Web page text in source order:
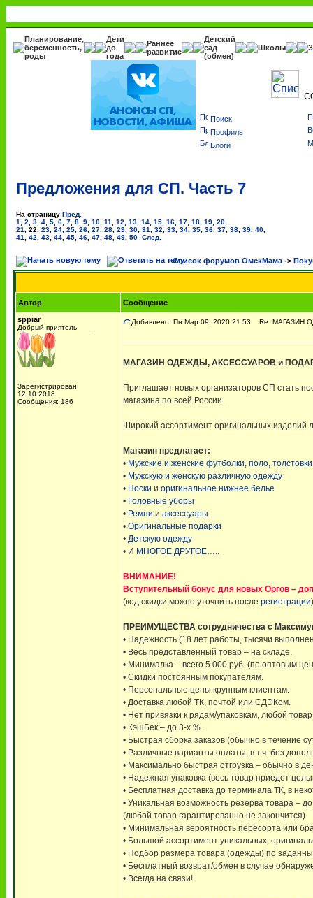
Планирование,
беременность,
роды
Дети
до
года
Раннее
развитие
Детский
сад
(обмен)
Школы
Поиск
Профиль
Блоги
Предложения для СП. Часть 7
На страницу Пред.
1
2 3 4 5 6 7 8 9 10 11 12 13 14 15 16 17 18 19 20
21
22 23 24 25 26 27 28 29 30 31 32 33 34 35 36 37 38 39 40
41
42 43 44 45 46 47 48 49 50 След.
Список форумов ОмскМама ->
Автор
Сообщение
sppiar
Добрый приятель
Зарегистрирован:
12.10.2018
Сообщения: 186
Добавлено: Пн Мар 09, 2020 21:53 Re: МАГАЗИН
МАГАЗИН ОДЕЖДЫ, АКСЕССУАРОВ и
Приглашает новых организаторов СП стать
магазина по всей России.
Широкий ассортимент оригинальных изделий
Магазин предлагает:
• Мужские и женские футболки, поло, толстовки
• Мужскую и женскую различную одежду
• Носки и оригинальное нижнее белье
• Головные уборы
• Ремни и аксессуары
• Оригинальные подарки
• Детскую одежду
• И МНОГОЕ ДРУГОЕ…..
ВНИМАНИЕ!
Вступительный бонус для новых Оргов –
(код скидки можно уточнить после регистрации)
ПРЕИМУЩЕСТВА сотрудничества с
• Надежность (18 лет работы, тысячи
• Весь представленный товар – на складе.
• Минималка – всего 5 000 руб. (по оптовым
• Скидки постоянным покупателям.
• Персональные цены крупным клиентам.
• Доставка любой ТК, почтой или СДЭКом.
• Нет привязки к рядам/упаковкам, любой
• КэшБек – до 3-х %.
• Быстрая сборка заказов (обычно в течение
• Различные варианты оплаты, в т.ч. без
• Максимально быстрая отгрузка – обычно в
• Надежная упаковка (весь товар приедет
• Бесплатная доставка до терминала ТК, в
• Уникальная возможность резерва товара –
(любой товар гарантированно не закончится).
• Минимальная вероятность пересорта или
• Большой ассортимент уникальных,
• Подбор размера товара (одежды) по
• Бесплатный возврат/обмен в случае
• Всегда на связи!